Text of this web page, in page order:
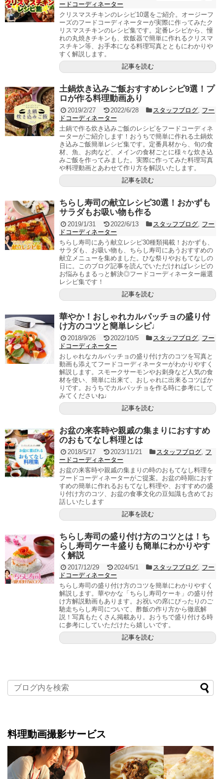
ードコーディネーター
クリスマスチキンのレシピ10選をご紹介。オージーフ
ーズのフードコーディネーターが実際に作ってみたク
リスマスチキンのレシピ集です。定番レシピから、憧
れの丸焼きチキンも、炊飯器で簡単に作れるクリスマ
スチキン等、お手本になる料理写真とともにわかりや
すく解説します。
記事を読む
土鍋炊き込みご飯おすすめレシピ9選！プ
ロが作る料理動画あり
2019/2/27 2022/6/28 スタッフブログ フー
ドコーディネーター
土鍋で作る炊き込みご飯のレシピをフードコーディネ
ーターがご紹介します！おうちで簡単に作れる土鍋炊
き込みご飯簡単レシピ集です。定番具材から、旬の食
材、魚、お肉など、メインの食材ごとに様々な炊き込
みご飯を作ってみました。実際に作ってみた料理写真
や料理動画とあわせて作り方を解説いたします。
記事を読む
ちらし寿司の献立レシピ30選！おかずも
サラダもお吸い物も作る
2019/1/31 2022/6/13 スタッフブログ フー
ドコーディネーター
ちらし寿司にあう献立レシピ30種類掲載！おかずも、
サラダも、お吸い物も、ちらし寿司にあうおすすめの
献立メニューを集めました。ひな祭りやおもてなしの
日に。このブログ記事を読んでいただければレシピの
お悩みもまるっと解決◎フードコーディネーター厳選
レシピ集です！
記事を読む
華やか！おしゃれカルパッチョの盛り付
け方のコツと簡単レシピ♩
2018/9/26 2022/10/5 スタッフブログ フー
ドコーディネーター
おしゃれなカルパッチョの盛り付け方のコツを写真と
動画も添えてフードコーディネーターがわかりやすく
解説します。スモークサーモンやお刺身など人気の食
材を使い、簡単に出来て、おしゃれに出来るコツばか
りです。おうちでカルパッチョを作る時に参考にして
みてくださいね♩
記事を読む
お盆の来客時や親戚の集まりにおすすめ
のおもてなし料理とは
2018/5/17 2023/11/21 スタッフブログ フ
ードコーディネーター
お盆の来客時や親戚の集まりの時のおもてなし料理を
フードコーディネーターがご提案。お盆の時期におす
すめの簡単に作れるおもてなし料理や、おすすめの盛
り付け方のコツ、お盆の食事文化の豆知識も含めてお
話しいたします
記事を読む
ちらし寿司の盛り付け方のコツとは！ち
らし寿司ケーキ盛りも簡単にわかりやす
く解説
2017/12/29 2024/5/1 スタッフブログ フー
ドコーディネーター
ちらし寿司の盛り付け方のコツを簡単にわかりやすく
解説します。華やかな「ちらし寿司ケーキ」の盛り付
け方解説動画もあります。お祝いの席にぴったりのご
馳走ちらし寿司について、酢飯の作り方から徹底解
説！写真もたくさん掲載あり。おうちで盛り付ける時
に参考にしていただけたら嬉しいです。
記事を読む
料理動画撮影サービス